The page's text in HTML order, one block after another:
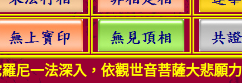
尼一法深入，依觀世音菩薩大悲願